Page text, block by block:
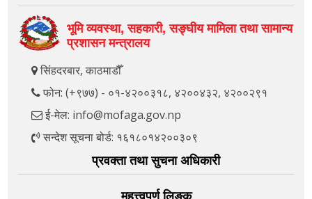
भूमि व्यवस्था, सहकारी, सङ्‍घीय मामिला तथा सामान्य
प्रशासन मन्त्रालय
सिंहदरबार, काठमाडौँ
फोन: (+९७७) - ०१-४२००३१८, ४२००४३२, ४२००२९१
ई-मेल: info@mofaga.gov.np
सन्देश सूचना बोर्ड: १६१८०१४२००३०९
प्रवक्ता तथा सुचना अधिकारी